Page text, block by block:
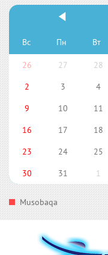
Вс Пн Вт
26 27 28
2
3 4
9
10 11
16
17 18
23
24 25
30
31 1
Musobaqa